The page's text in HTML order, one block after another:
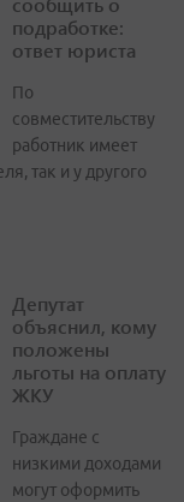
подработке:
ответ юриста
По
совместительству
работник имеет
так и у другого
Депутат
объяснил, кому
положены
льготы на оплату
ЖКУ
Граждане с
низкими доходами
могут оформить